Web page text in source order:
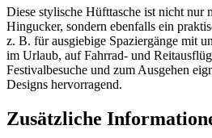
Diese stylische Hüfttasche ist nicht nur
Hingucker, sondern ebenfalls ein
z. B. für ausgiebige Spaziergänge mit
im Urlaub, auf Fahrrad- und
Festivalbesuche und zum Ausgehen
Designs hervorragend.
Zusätzliche